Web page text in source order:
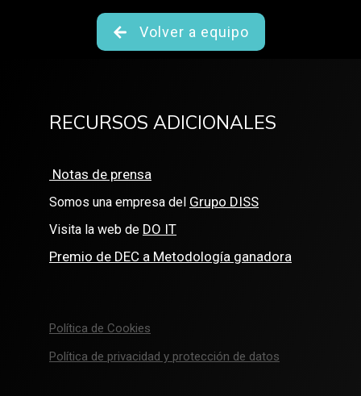
Volver a equipo
RECURSOS ADICIONALES
Notas de prensa
Somos una empresa del Grupo DISS
Visita la web de DO IT
Premio de DEC a Metodología ganadora
Política de Cookies
Política de privacidad y protección de datos